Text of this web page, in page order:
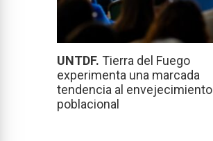
UNTDF. Tierra del Fuego
experimenta una marcada
tendencia al envejecimiento
poblacional